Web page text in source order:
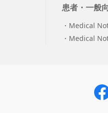
患者・一般
Medical
Medical